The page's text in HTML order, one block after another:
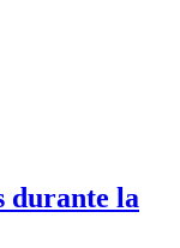
durante la